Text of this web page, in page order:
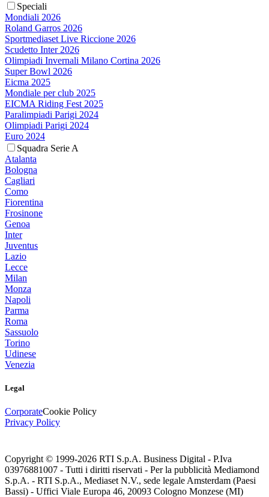
Speciali
Mondiali 2026
Roland Garros 2026
Sportmediaset Live Riccione 2026
Scudetto Inter 2026
Olimpiadi Invernali Milano Cortina 2026
Super Bowl 2026
Eicma 2025
Mondiale per club 2025
EICMA Riding Fest 2025
Paralimpiadi Parigi 2024
Olimpiadi Parigi 2024
Euro 2024
Squadra Serie A
Atalanta
Bologna
Cagliari
Como
Fiorentina
Frosinone
Genoa
Inter
Juventus
Lazio
Lecce
Milan
Monza
Napoli
Parma
Roma
Sassuolo
Torino
Udinese
Venezia
Legal
CorporateCookie Policy
Privacy Policy
Copyright © 1999-2026 RTI S.p.A. Business Digital - P.Iva
03976881007 - Tutti i diritti riservati - Per la pubblicità Mediamond
S.p.A. - RTI S.p.A., Mediaset N.V., sede legale Amsterdam (Paesi
Bassi) - Uffici Viale Europa 46, 20093 Cologno Monzese (MI)